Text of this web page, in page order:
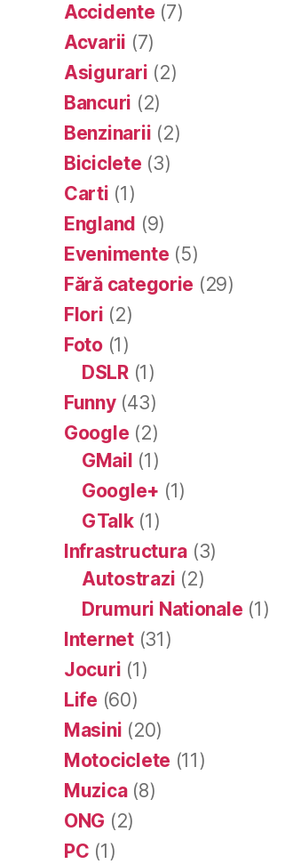
Accidente (7)
Acvarii (7)
Asigurari (2)
Bancuri (2)
Benzinarii (2)
Biciclete (3)
Carti (1)
England (9)
Evenimente (5)
Fără categorie (29)
Flori (2)
Foto(1)
DSLR(1)
Funny(43)
Google (2)
GMail (1)
Google+ (1)
GTalk(1)
Infrastructura (3)
Autostrazi (2)
Drumuri Nationale (1)
Internet(31)
Jocuri (1)
Life (60)
Masini (20)
Motociclete (11)
Muzica(8)
ONG (2)
PC (1)